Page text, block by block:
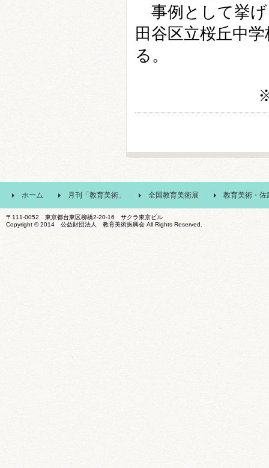
事例として挙げ
田谷区立桜丘中
る。
ホーム 月刊「教育美術」 全国教育美術展 教育美術・佐
〒111-0052 東京都台東区柳橋2-20-16 サクラ東京ビル
Copyright © 2014 公益財団法人 教育美術振興会 All Rights Reserved.